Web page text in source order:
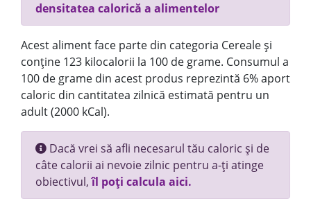
densitatea calorică a alimentelor
Acest aliment face parte din categoria Cereale și
conține 123 kilocalorii la 100 de grame. Consumul a
100 de grame din acest produs reprezintă 6% aport
caloric din cantitatea zilnică estimată pentru un
adult (2000 kCal).
Dacă vrei să afli necesarul tău caloric și de
câte calorii ai nevoie zilnic pentru a-ți atinge
obiectivul,îl poți calcula aici.